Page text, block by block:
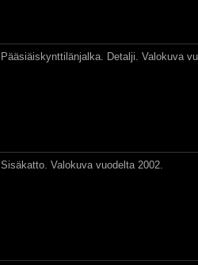
Pääsiäiskynttilänjalka. Detalji. Valokuva
Sisäkatto. Valokuva vuodelta 2002.